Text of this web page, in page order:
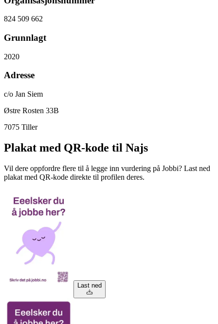
824 509 662
Grunnlagt
2020
Adresse
c/o Jan Siem
Østre Rosten 33B
7075 Tiller
Plakat med QR-kode til Najs
Vil dere oppfordre flere til å legge inn vurdering på Jobbi? Last ned
plakat med QR-kode direkte til profilen deres.
Last ned